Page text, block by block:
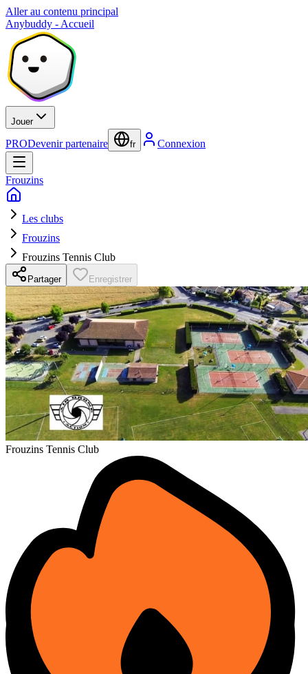
Aller au contenu principal
Anybuddy - Accueil
Jouer
PRODevenir partenaire fr Connexion
Frouzins
Les clubs
Frouzins
Frouzins Tennis Club
Partager Enregistrer
Frouzins Tennis Club